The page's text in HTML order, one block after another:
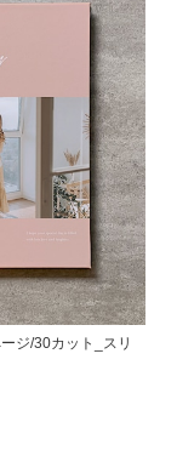
ジ/30カット_スリ